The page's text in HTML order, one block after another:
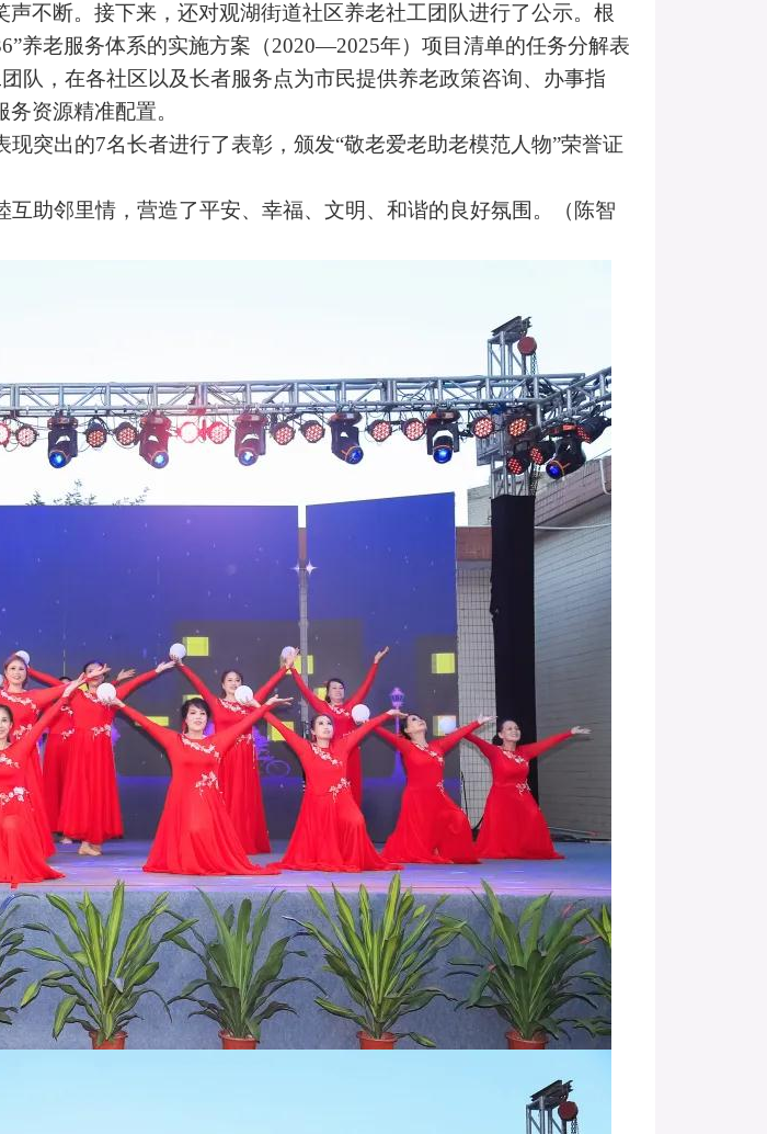
不断。接下来，还对观湖街道社区养老社工团队进行了公示。根
”养老服务体系的实施方案（2020—2025年）项目清单的任务分解表
队，在各社区以及长者服务点为市民提供养老政策咨询、办事指
资源精准配置。
现突出的7名长者进行了表彰，颁发“敬老爱老助老模范人物”荣誉证
助邻里情，营造了平安、幸福、文明、和谐的良好氛围。（陈智